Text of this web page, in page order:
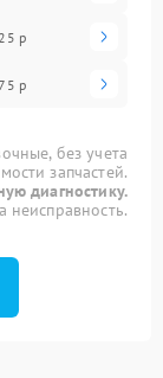
р
р
без учета
запчастей.
диагностику.